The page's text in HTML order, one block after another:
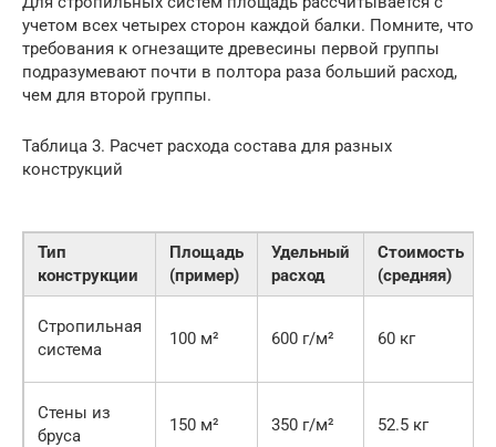
учетом всех четырех сторон каждой балки. Помните, что
требования к огнезащите древесины первой группы
подразумевают почти в полтора раза больший расход,
чем для второй группы.
Таблица 3. Расчет расхода состава для разных
конструкций
Тип
конструкции
Площадь
(пример)
Удельный
расход
Стоимость
(средняя)
Стропильная
система
100 м² 600 г/м² 60 кг
Стены из
бруса
150 м² 350 г/м² 52.5 кг